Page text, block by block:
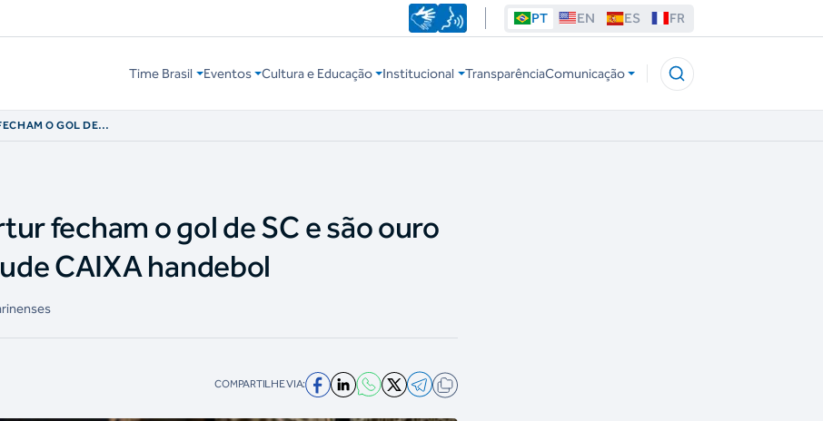
PT EN ES FR
Time Brasil Eventos Cultura e Educação Institucional TransparênciaComunicação
O GOL DE
fecham o gol de SC e são ouro
CAIXA handebol
COMPARTILHE VIA: